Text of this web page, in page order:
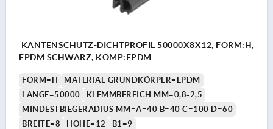
KANTENSCHUTZ-DICHTPROFIL 50000X8X12, FORM:H,
EPDM SCHWARZ, KOMP:EPDM
FORM=H
MATERIAL GRUNDKÖRPER=EPDM
LÄNGE=50000
KLEMMBEREICH MM=0,8-2,5
MINDESTBIEGERADIUS MM=A=40 B=40 C=100 D=60
BREITE=8
HÖHE=12 B1=9